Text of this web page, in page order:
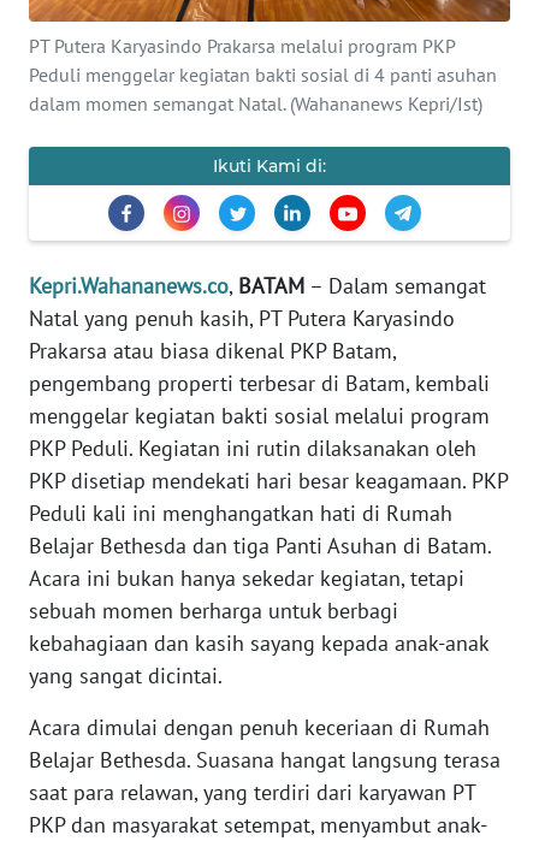
PT Putera Karyasindo Prakarsa melalui program PKP
Peduli menggelar kegiatan bakti sosial di 4 panti asuhan
dalam momen semangat Natal. (Wahananews Kepri/Ist)
Ikuti Kami di:
Kepri.Wahananews.co, BATAM – Dalam semangat
Natal yang penuh kasih, PT Putera Karyasindo
Prakarsa atau biasa dikenal PKP Batam,
pengembang properti terbesar di Batam, kembali
menggelar kegiatan bakti sosial melalui program
PKP Peduli. Kegiatan ini rutin dilaksanakan oleh
PKP disetiap mendekati hari besar keagamaan. PKP
Peduli kali ini menghangatkan hati di Rumah
Belajar Bethesda dan tiga Panti Asuhan di Batam.
Acara ini bukan hanya sekedar kegiatan, tetapi
sebuah momen berharga untuk berbagi
kebahagiaan dan kasih sayang kepada anak-anak
yang sangat dicintai.
Acara dimulai dengan penuh keceriaan di Rumah
Belajar Bethesda. Suasana hangat langsung terasa
saat para relawan, yang terdiri dari karyawan PT
PKP dan masyarakat setempat, menyambut anak-
KAMI
IKLAN
PEDOMAN
MEDIA
SIBER
REDAKSI
KARIR
DISCLAIMER
Wahana
News
Regional
SUMUT
WN
JAKARTA